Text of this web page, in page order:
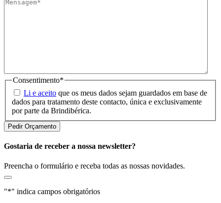
Consentimento*
Li e aceito que os meus dados sejam guardados em base de
dados para tratamento deste contacto, única e exclusivamente
por parte da Brindibérica.
Gostaria de receber a nossa newsletter?
Preencha o formulário e receba todas as nossas novidades.
"*" indica campos obrigatórios